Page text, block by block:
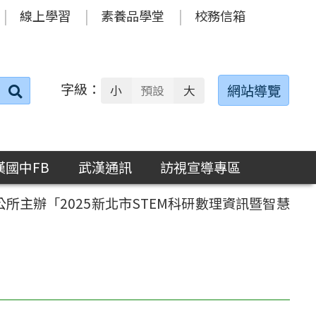
線上學習 素養品學堂 校務信箱
搜
字級： 小 預設 大 網站導覽
國中FB 武漢通訊
訪視宣導專區
主辦「2025新北市STEM科研數理資訊暨智慧